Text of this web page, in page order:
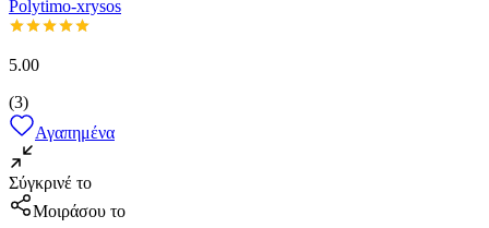
Polytimo-xrysos
5.00
(3)
Αγαπημένα
Σύγκρινέ το
Μοιράσου το